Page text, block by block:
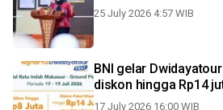
25 July 2026 4:57 WIB
BNI gelar
diskon hingga Rp14
17 July 2026 16:00 WIB